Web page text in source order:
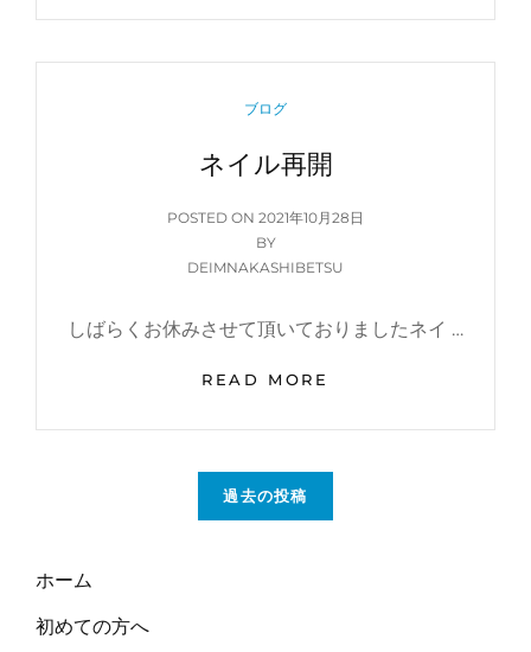
一
年
CATEGORIES
ブログ
ネイル再開
POSTED ON POSTED
ON
2021年10月28日
BY
DEIMNAKASHIBETSU
しばらくお休みさせて頂いておりましたネイ …
READ MORE
ル
ナ
ビ
過去の投稿
ホーム
初めての方へ